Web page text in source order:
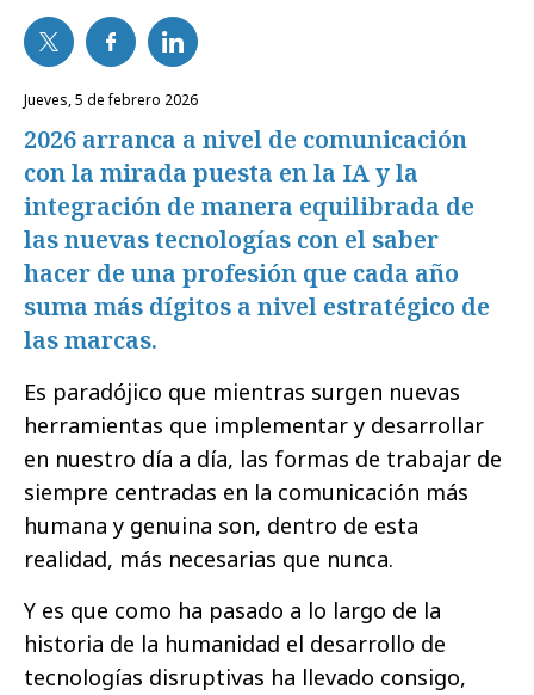
jueves, 5 de febrero 2026
2026 arranca a nivel de comunicación
con la mirada puesta en la IA y la
integración de manera equilibrada de
las nuevas tecnologías con el saber
hacer de una profesión que cada año
suma más dígitos a nivel estratégico de
las marcas.
Es paradójico que mientras surgen nuevas
herramientas que implementar y desarrollar
en nuestro día a día, las formas de trabajar de
siempre centradas en la comunicación más
humana y genuina son, dentro de esta
realidad, más necesarias que nunca.
Y es que como ha pasado a lo largo de la
historia de la humanidad el desarrollo de
tecnologías disruptivas ha llevado consigo,